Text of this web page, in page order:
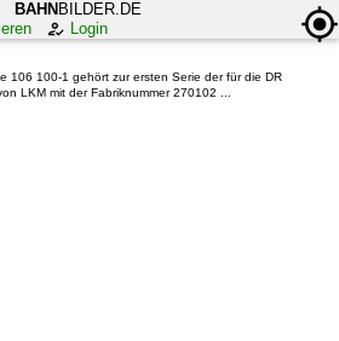
BAHN BILDER.DE
Login
106 100-1 gehört zur ersten Serie der für die DR
LKM mit der Fabriknummer 270102 ...